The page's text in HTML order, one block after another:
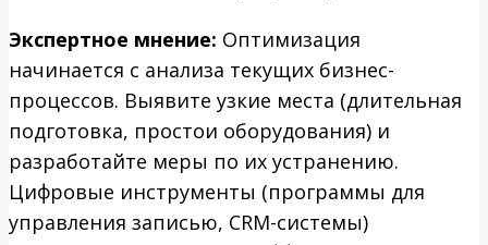
Экспертное мнение: Оптимизация
начинается с анализа текущих бизнес-
процессов. Выявите узкие места (длительная
подготовка, простои оборудования) и
разработайте меры по их устранению.
Цифровые инструменты (программы для
управления записью, CRM-системы)